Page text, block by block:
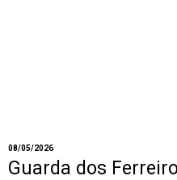
08/05/2026
Guarda dos